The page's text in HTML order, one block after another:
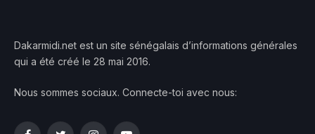
Dakarmidi.net est un site sénégalais d’informations générales
qui a été créé le 28 mai 2016.
Nous sommes sociaux. Connecte-toi avec nous: